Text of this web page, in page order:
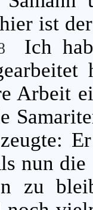
ist
Ich
Arbeit
nun die
zu